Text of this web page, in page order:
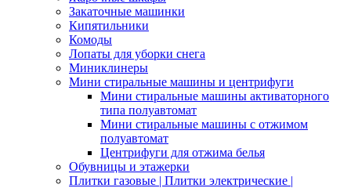
Закаточные машинки
Кипятильники
Комоды
Лопаты для уборки снега
Миниклинеры
Мини стиральные машины и центрифуги
Мини стиральные машины активаторного
типа полуавтомат
Мини стиральные машины с отжимом
полуавтомат
Центрифуги для отжима белья
Обувницы и этажерки
Плитки газовые | Плитки электрические |